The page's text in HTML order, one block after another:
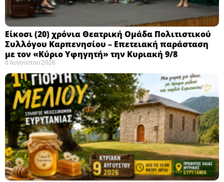
Eίκοσι (20) χρόνια Θεατρική Ομάδα Πολιτιστικού
Συλλόγου Καρπενησίου – Επετειακή παράσταση
με τον «Κύριο Υφηγητή» την Κυριακή 9/8
8 Αυγούστου 2026